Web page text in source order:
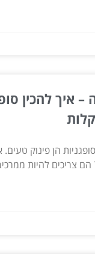
– איך להכין
הן פינוק
הם צריכים להיות